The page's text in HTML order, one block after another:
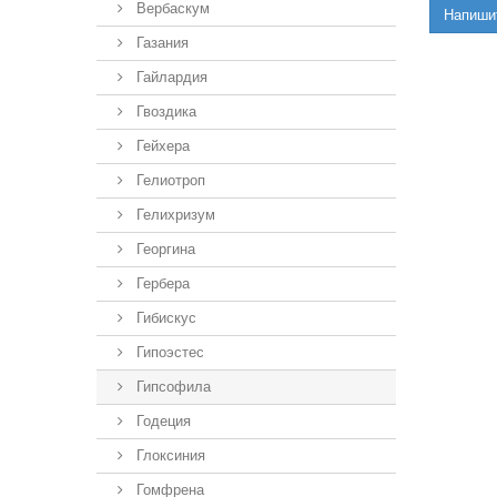
Вербаскум
Газания
Гайлардия
Гвоздика
Гейхера
Гелиотроп
Гелихризум
Георгина
Гербера
Гибискус
Гипоэстес
Гипсофила
Годеция
Глоксиния
Гомфрена